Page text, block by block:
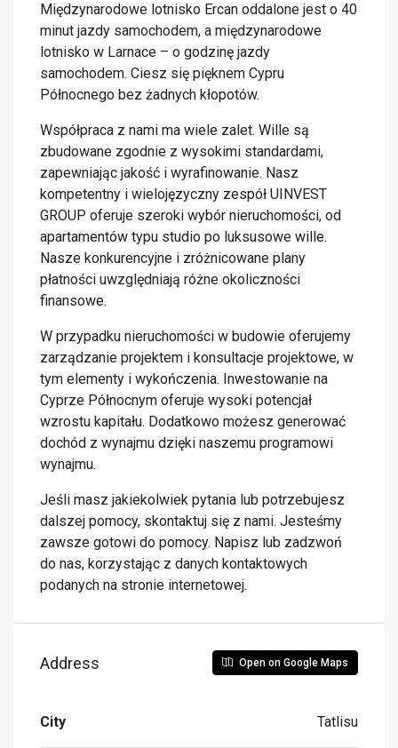
Międzynarodowe lotnisko Ercan oddalone jest o 40
minut jazdy samochodem, a międzynarodowe
lotnisko w Larnace – o godzinę jazdy
samochodem. Ciesz się pięknem Cypru
Północnego bez żadnych kłopotów.
Współpraca z nami ma wiele zalet. Wille są
zbudowane zgodnie z wysokimi standardami,
zapewniając jakość i wyrafinowanie. Nasz
kompetentny i wielojęzyczny zespół UINVEST
GROUP oferuje szeroki wybór nieruchomości, od
apartamentów typu studio po luksusowe wille.
Nasze konkurencyjne i zróżnicowane plany
płatności uwzględniają różne okoliczności
finansowe.
W przypadku nieruchomości w budowie oferujemy
zarządzanie projektem i konsultacje projektowe, w
tym elementy i wykończenia. Inwestowanie na
Cyprze Północnym oferuje wysoki potencjał
wzrostu kapitału. Dodatkowo możesz generować
dochód z wynajmu dzięki naszemu programowi
wynajmu.
Jeśli masz jakiekolwiek pytania lub potrzebujesz
dalszej pomocy, skontaktuj się z nami. Jesteśmy
zawsze gotowi do pomocy. Napisz lub zadzwoń
do nas, korzystając z danych kontaktowych
podanych na stronie internetowej.
Address Open on Google Maps
City Tatlisu